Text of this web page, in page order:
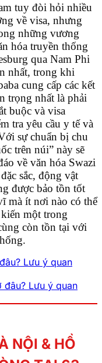
tuy đòi hỏi nhiều
về visa, nhưng
những vương
hóa truyền thống
qua Nam Phi
nhất, trong khi
cung cấp các kết
trọng nhất là phải
buộc và visa
tra yêu cầu y tế và
sự chuẩn bị chu
trên núi” này sẽ
về văn hóa Swazi
sắc, động vật
được bảo tồn tốt
mà ít nơi nào có thể
một trong
còn tồn tại với
Lưu ý quan
Lưu ý quan
NỘI & HỒ